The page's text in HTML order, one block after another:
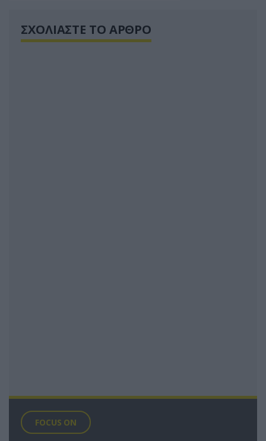
ΣΧΟΛΙΑΣΤΕ ΤΟ ΑΡΘΡΟ
FOCUS ON